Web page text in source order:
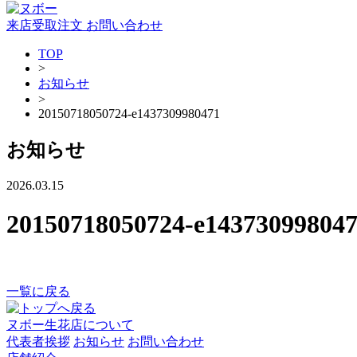
来店受取注文 お問い合わせ
TOP
>
お知らせ
>
20150718050724-e1437309980471
お知らせ
2026.03.15
20150718050724-
一覧に戻る
ヌボー生花店について
代表者挨拶 お知らせ お問い合わせ